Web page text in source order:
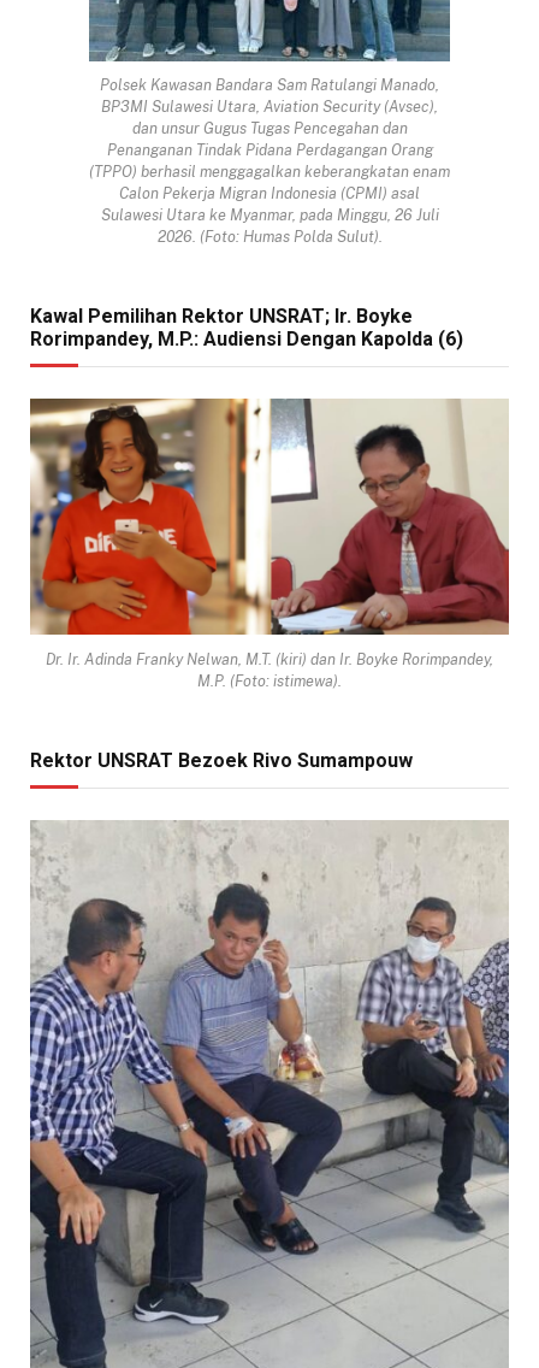
Polsek Kawasan Bandara Sam Ratulangi Manado,
BP3MI Sulawesi Utara, Aviation Security (Avsec),
dan unsur Gugus Tugas Pencegahan dan
Penanganan Tindak Pidana Perdagangan Orang
(TPPO) berhasil menggagalkan keberangkatan enam
Calon Pekerja Migran Indonesia (CPMI) asal
Sulawesi Utara ke Myanmar, pada Minggu, 26 Juli
2026. (Foto: Humas Polda Sulut).
Kawal Pemilihan Rektor UNSRAT; Ir. Boyke
Rorimpandey, M.P.: Audiensi Dengan Kapolda (6)
Dr. Ir. Adinda Franky Nelwan, M.T. (kiri) dan Ir. Boyke Rorimpandey,
M.P. (Foto: istimewa).
Rektor UNSRAT Bezoek Rivo Sumampouw